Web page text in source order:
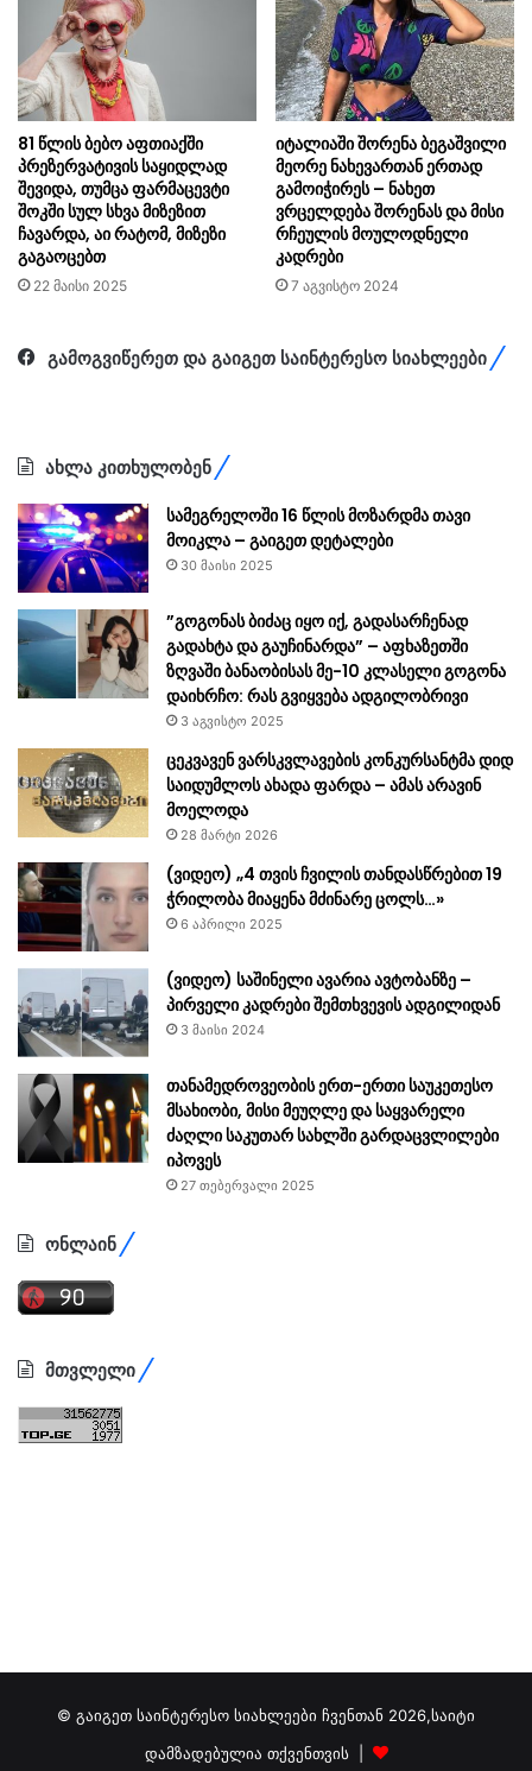
81 წლის ბებო აფთიაქში
პრეზერვატივის საყიდლად
შევიდა, თუმცა ფარმაცევტი
შოკში სულ სხვა მიზეზით
ჩავარდა, აი რატომ, მიზეზი
გაგაოცებთ
22 მაისი 2025
იტალიაში შორენა ბეგაშვილი
მეორე ნახევართან ერთად
გამოიჭირეს – ნახეთ
ვრცელდება შორენას და მისი
რჩეულის მოულოდნელი
კადრები
7 აგვისტო 2024
გამოგვიწერეთ და გაიგეთ საინტერესო სიახლეები
ახლა კითხულობენ
სამეგრელოში 16 წლის მოზარდმა თავი
მოიკლა – გაიგეთ დეტალები
30 მაისი 2025
”გოგონას ბიძაც იყო იქ, გადასარჩენად
გადახტა და გაუჩინარდა” – აფხაზეთში
ზღვაში ბანაობისას მე-10 კლასელი გოგონა
დაიხრჩო: რას გვიყვება ადგილობრივი
3 აგვისტო 2025
ცეკვავენ ვარსკვლავების კონკურსანტმა დიდ
საიდუმლოს ახადა ფარდა – ამას არავინ
მოელოდა
28 მარტი 2026
(ვიდეო) „4 თვის ჩვილის თანდასწრებით 19
ჭრილობა მიაყენა მძინარე ცოლს…»
6 აპრილი 2025
(ვიდეო) საშინელი ავარია ავტობანზე –
პირველი კადრები შემთხვევის ადგილიდან
3 მაისი 2024
თანამედროვეობის ერთ-ერთი საუკეთესო
მსახიობი, მისი მეუღლე და საყვარელი
ძაღლი საკუთარ სახლში გარდაცვლილები
იპოვეს
27 თებერვალი 2025
ონლაინ
მთვლელი
© გაიგეთ საინტერესო სიახლეები ჩვენთან 2026,საიტი
დამზადებულია თქვენთვის |